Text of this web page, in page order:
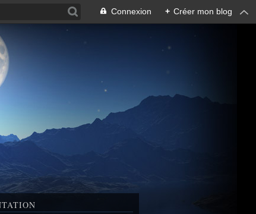
Connexion + Créer mon blog